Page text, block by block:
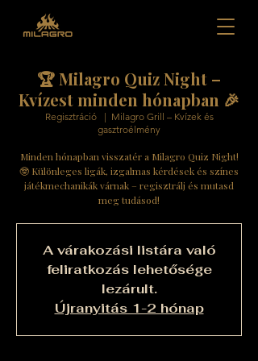
🏆 Milagro Quiz Night –
Kvízest minden hónapban 🎉
Regisztráció
  |
Milagro Grill – Kvízek és
gasztroélmény
Minden hónapban visszatér a Milagro Quiz Night!
🤓 Különleges ligák, izgalmas kérdések és színes
játékmechanikák várnak – regisztrálj és mutasd
meg tudásod!
A várakozási listára való
feliratkozás lehetősége
lezárult.
Újranyitás 1-2 hónap